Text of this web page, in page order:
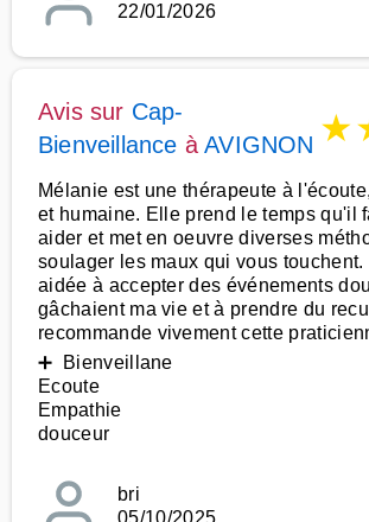
22/01/2026
Avis sur Cap-
Bienveillance àAVIGNON ★
Mélanie est une thérapeute à
et humaine. Elle prend le temps qu'il
aider et met en oeuvre diverses
soulager les maux qui vous touchent.
aidée à accepter des événements
gâchaient ma vie et à prendre du
recommande vivement cette
➕ Bienveillane
Ecoute
Empathie
douceur
bri
05/10/2025